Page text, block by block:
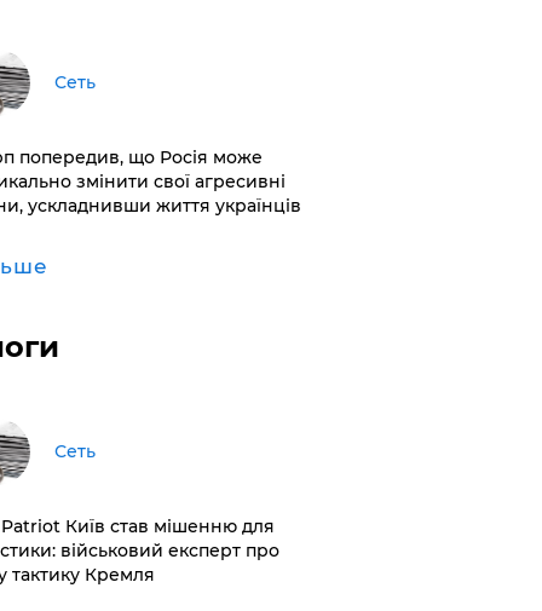
Сеть
попередив, що Росія може
змінити свої агресивні
ускладнивши життя українців
Сеть
Київ став мішенню для
військовий експерт про
тактику Кремля